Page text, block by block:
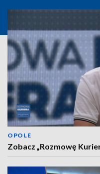
OPOLE
Zobacz „Rozmowę